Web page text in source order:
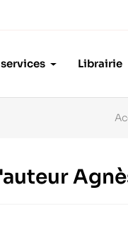
Librairie